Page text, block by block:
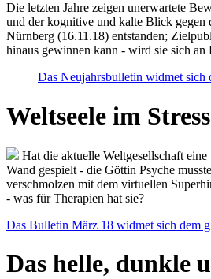
Die letzten Jahre zeigen unerwartete
und der kognitive und kalte Blick gegen
Nürnberg (16.11.18) entstanden;
hinaus gewinnen kann - wird sie sich
Das Neujahrsbulletin widmet sich
Weltseele im
Hat die aktuelle Weltgesellschaft
Wand gespielt - die Göttin Psyche
verschmolzen mit dem virtuellen
- was für Therapien hat sie?
Das Bulletin März 18 widmet sich dem
Das helle, dunkle